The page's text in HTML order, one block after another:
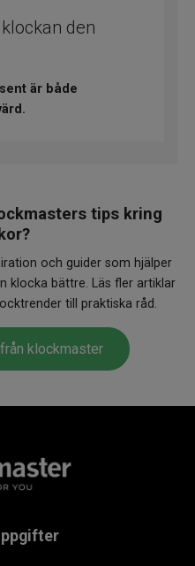
den
är både
tips kring
och guider som hjälper
klocka bättre. Läs fler artiklar
till praktiska råd.
klockmaster